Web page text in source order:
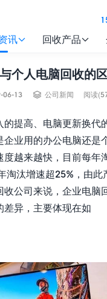
讯 回收产品
个人电脑回收的
06-13  公司新闻 阅读
的提高、电脑更新换代
企业用的办公电脑还是
度越来越快，目前每年
淘汰增速超25%，由此
收公司来说，企业电脑
差异，主要体现在如